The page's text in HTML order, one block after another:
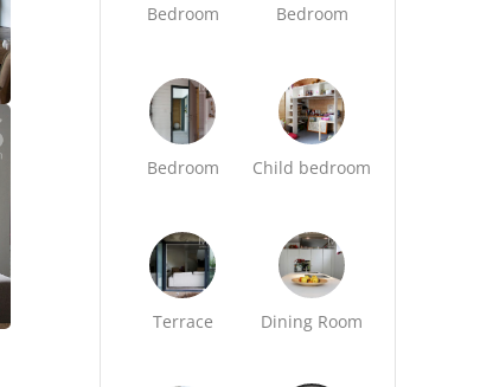
Bedroom Bedroom
Bedroom Child bedroom
Terrace Dining Room